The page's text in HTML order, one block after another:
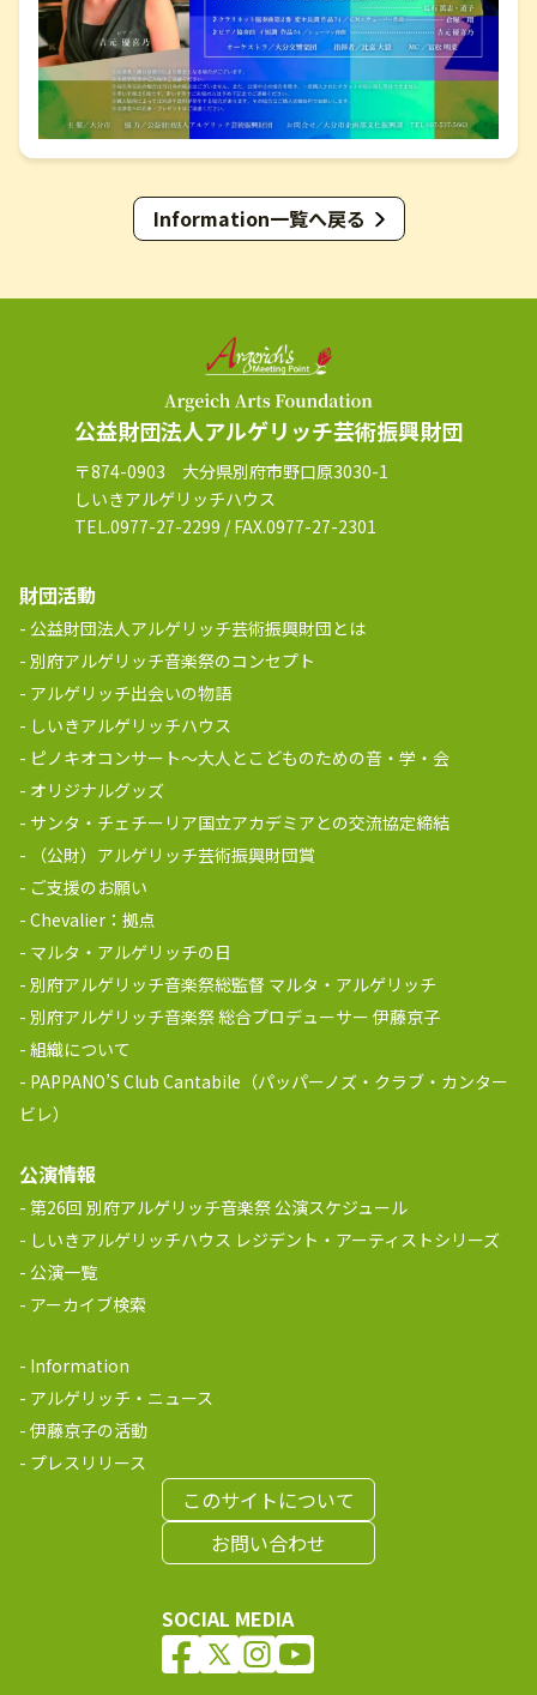
Information一覧へ戻る
公益財団法人アルゲリッチ芸術振興財団
〒874-0903 大分県別府市野口原3030-1
しいきアルゲリッチハウス
TEL.0977-27-2299 / FAX.0977-27-2301
財団活動
公益財団法人アルゲリッチ芸術振興財団とは
別府アルゲリッチ音楽祭のコンセプト
アルゲリッチ出会いの物語
しいきアルゲリッチハウス
ピノキオコンサート～大人とこどものための音・学・会
オリジナルグッズ
サンタ・チェチーリア国立アカデミアとの交流協定締結
（公財）アルゲリッチ芸術振興財団賞
ご支援のお願い
Chevalier：拠点
マルタ・アルゲリッチの日
別府アルゲリッチ音楽祭総監督 マルタ・アルゲリッチ
別府アルゲリッチ音楽祭 総合プロデューサー 伊藤京子
組織について
PAPPANO’S Club Cantabile（パッパーノズ・クラブ・カンター
ビレ）
公演情報
第26回 別府アルゲリッチ音楽祭 公演スケジュール
しいきアルゲリッチハウス レジデント・アーティストシリーズ
公演一覧
アーカイブ検索
Information
アルゲリッチ・ニュース
伊藤京子の活動
プレスリリース
このサイトについて
お問い合わせ
SOCIAL MEDIA